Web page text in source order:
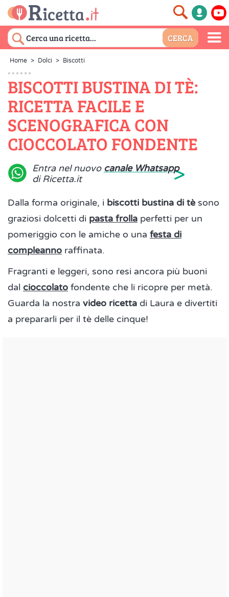
Home > Dolci > Biscotti
BISCOTTI BUSTINA DI TÈ:
RICETTA FACILE E
SCENOGRAFICA CON
CIOCCOLATO FONDENTE
Entra nel nuovo canale Whatsapp
di Ricetta.it
>
Dalla forma originale, i biscotti bustina di tèsono
graziosi dolcetti di pasta frolla perfetti per un
pomeriggio con le amiche o una festa di
compleanno raffinata.
Fragranti e leggeri, sono resi ancora più buoni
dal cioccolato fondente che li ricopre per metà.
Guarda la nostra video ricetta di Laura e divertiti
a prepararli per il tè delle cinque!